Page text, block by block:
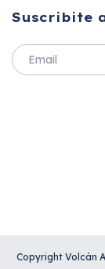
Suscribite
Copyright Volcán